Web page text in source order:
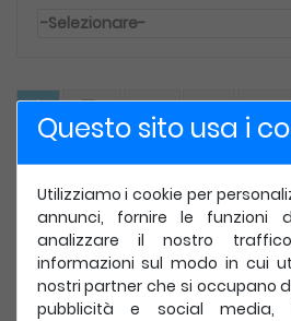
-Selezionare-
alle procedure descritte
Questo manuale si rivela uno
per ogni professionista che
“Odontoiatra Estetico”,
odontoiatriche con quelle
Questo sito usa i
Utilizziamo i cookie per
annunci, fornire le funzioni
analizzare il nostro
informazioni sul modo in cui
nostri partner che si occupano
pubblicità e social media,